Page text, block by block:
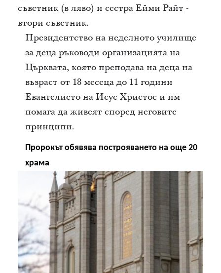
съветник (в ляво) и сестра Ейми Райт -
втори съветник.
Президентство на неделното училище
за деца ръководи организацията на
Църквата, която преподава на деца на
възраст от 18 месеца до 11 години
Евангелието на Исус Христос и им
помага да живеят според неговите
принципи.
Пророкът обявява построяването на още 20
храма